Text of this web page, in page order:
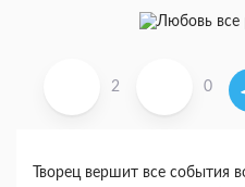
2 0
Творец вершит все события